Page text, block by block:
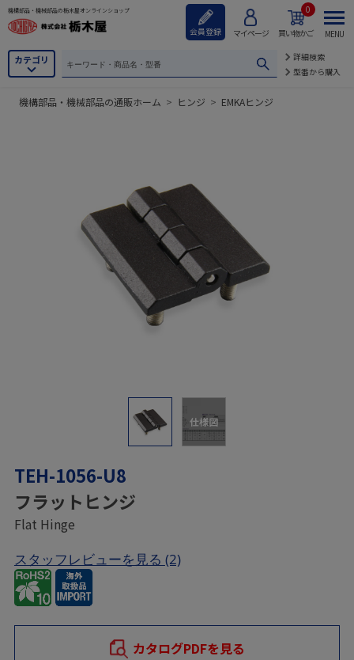
機構部品・機械部品の栃木屋オンラインショップ
会員登録 マイページ 買い物かご
0
カテゴリ
詳細検索
型番から購入
MENU
機構部品・機械部品の通販ホーム > ヒンジ > EMKAヒンジ
仕様図
TEH-1056-U8
フラットヒンジ
Flat Hinge
スタッフレビューを見る (2)
カタログPDFを見る